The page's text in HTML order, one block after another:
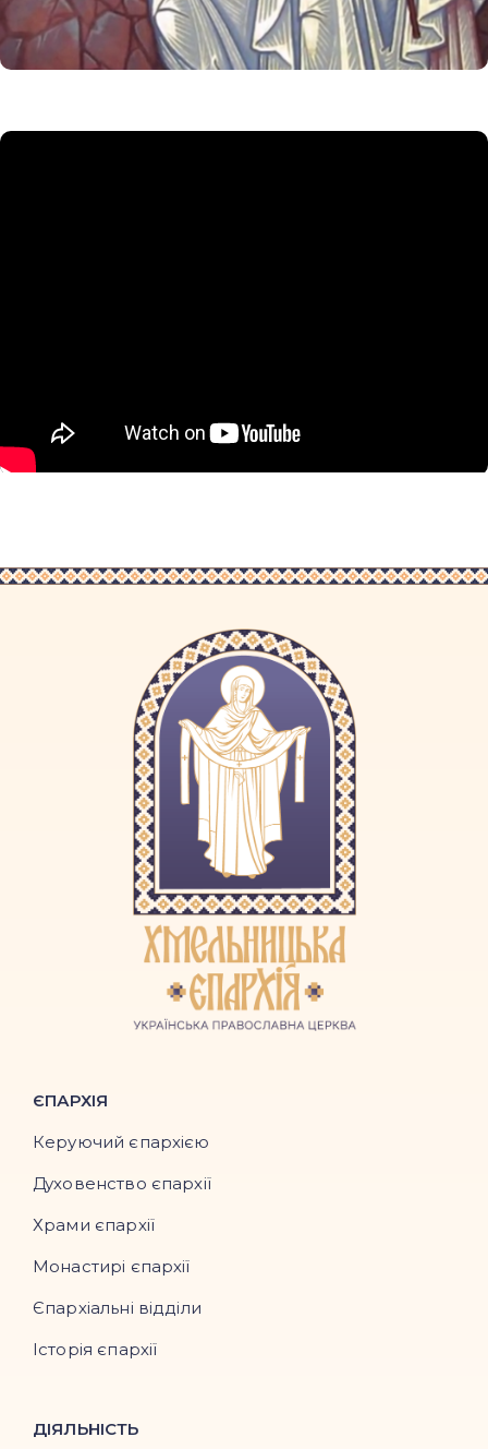
ЄПАРХІЯ
Керуючий єпархією
Духовенство єпархії
Храми єпархії
Монастирі єпархії
Єпархіальні відділи
Історія єпархії
ДІЯЛЬНІСТЬ